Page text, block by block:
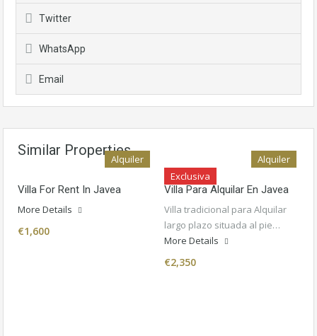
Twitter
WhatsApp
Email
Similar Properties
Alquiler
Villa For Rent In Javea
More Details
€1,600
Exclusiva
Alquiler
Villa Para Alquilar En Javea
Villa tradicional para Alquilar
largo plazo situada al pie…
More Details
€2,350